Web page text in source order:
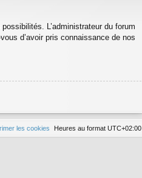
L’administrateur du forum
d’avoir pris connaissance de nos
Heures au format UTC+02:00
les cookies